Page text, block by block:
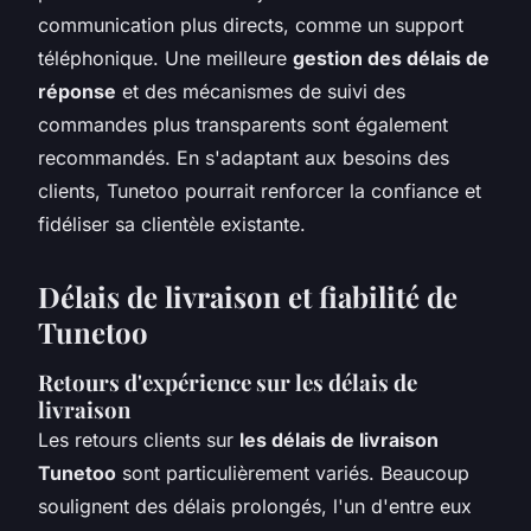
communication plus directs, comme un support
téléphonique. Une meilleure gestion des délais de
réponse et des mécanismes de suivi des
commandes plus transparents sont également
recommandés. En s'adaptant aux besoins des
clients, Tunetoo pourrait renforcer la confiance et
fidéliser sa clientèle existante.
Délais de livraison et fiabilité de
Tunetoo
Retours d'expérience sur les délais de
livraison
Les retours clients sur les délais de livraison
Tunetoo sont particulièrement variés. Beaucoup
soulignent des délais prolongés, l'un d'entre eux